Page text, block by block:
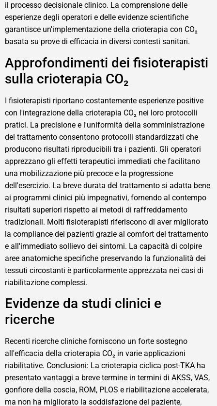
il processo decisionale clinico. La comprensione delle
esperienze degli operatori e delle evidenze scientifiche
garantisce un'implementazione della crioterapia con CO₂
basata su prove di efficacia in diversi contesti sanitari.
Approfondimenti dei fisioterapisti
sulla crioterapia CO₂
I fisioterapisti riportano costantemente esperienze positive
con l'integrazione della crioterapia CO₂ nei loro protocolli
pratici. La precisione e l'uniformità della somministrazione
del trattamento consentono protocolli standardizzati che
producono risultati riproducibili tra i pazienti. Gli operatori
apprezzano gli effetti terapeutici immediati che facilitano
una mobilizzazione più precoce e la progressione
dell'esercizio. La breve durata del trattamento si adatta bene
ai programmi clinici più impegnativi, fornendo al contempo
risultati superiori rispetto ai metodi di raffreddamento
tradizionali. Molti fisioterapisti riferiscono di aver migliorato
la compliance dei pazienti grazie al comfort del trattamento
e all'immediato sollievo dei sintomi. La capacità di colpire
aree anatomiche specifiche preservando la funzionalità dei
tessuti circostanti è particolarmente apprezzata nei casi di
riabilitazione complessi.
Evidenze da studi clinici e
ricerche
Recenti ricerche cliniche forniscono un forte sostegno
all'efficacia della crioterapia CO₂ in varie applicazioni
riabilitative. Conclusioni: La crioterapia ciclica post-TKA ha
presentato vantaggi a breve termine in termini di AKSS, VAS,
gonfiore della coscia, ROM, PLOS e riabilitazione accelerata,
ma non ha migliorato la soddisfazione del paziente,